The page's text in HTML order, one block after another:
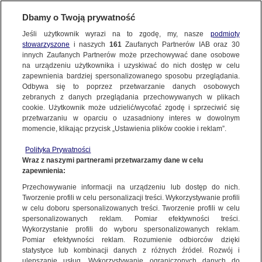
NAJNOWSZE
FAKTY
TVN24 GO
POLSKA
ŚWIAT
miasta:
WARSZAWA
WARSZAWA
PREMIUM
Dzień dobry!
Jedno konto do wszystkich usług
ZALOGUJ SIĘ
Dbamy o Twoją prywatność
Jeśli użytkownik wyrazi na to zgodę, my, nasze podmioty
stowarzyszone i naszych 161Zaufanych Partnerów IAB oraz 30
innych Zaufanych Partnerów może przechowywać dane osobowe
na urządzeniu użytkownika i uzyskiwać do nich dostęp w celu
zapewnienia bardziej spersonalizowanego sposobu przeglądania.
Odbywa się to poprzez przetwarzanie danych osobowych
zebranych z danych przeglądania przechowywanych w plikach
cookie. Użytkownik może udzielić/wycofać zgodę i sprzeciwić się
przetwarzaniu w oparciu o uzasadniony interes w dowolnym
momencie, klikając przycisk „Ustawienia plików cookie i reklam”.
Polityka Prywatności
Wraz z naszymi partnerami przetwarzamy dane w celu
zapewnienia:
Przechowywanie informacji na urządzeniu lub dostęp do nich.
Tworzenie profili w celu personalizacji treści. Wykorzystywanie profili
w celu doboru spersonalizowanych treści. Tworzenie profili w celu
spersonalizowanych reklam. Pomiar efektywności treści.
Wykorzystanie profili do wyboru spersonalizowanych reklam.
Pomiar efektywności reklam. Rozumienie odbiorców dzięki
statystyce lub kombinacji danych z różnych źródeł. Rozwój i